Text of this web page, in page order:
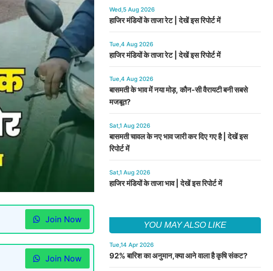
Join Now
Join Now
Wed,5 Aug 2026
हाजिर मंडियों के ताजा रेट | देखें इस रिपोर्ट में
Tue,4 Aug 2026
हाजिर मंडियों के ताजा रेट | देखें इस रिपोर्ट में
Tue,4 Aug 2026
बासमती के भाव में नया मोड़, कौन-सी वैरायटी बनी सबसे
मजबूत?
Sat,1 Aug 2026
बासमती चावल के नए भाव जारी कर दिए गए है | देखें इस
रिपोर्ट में
Sat,1 Aug 2026
हाजिर मंडियों के ताजा भाव | देखें इस रिपोर्ट में
YOU MAY ALSO LIKE
Tue,14 Apr 2026
92% बारिश का अनुमान,क्या आने वाला है कृषि संकट?